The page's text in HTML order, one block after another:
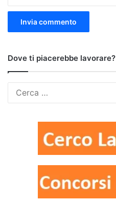
Dove ti piacerebbe lavorare?